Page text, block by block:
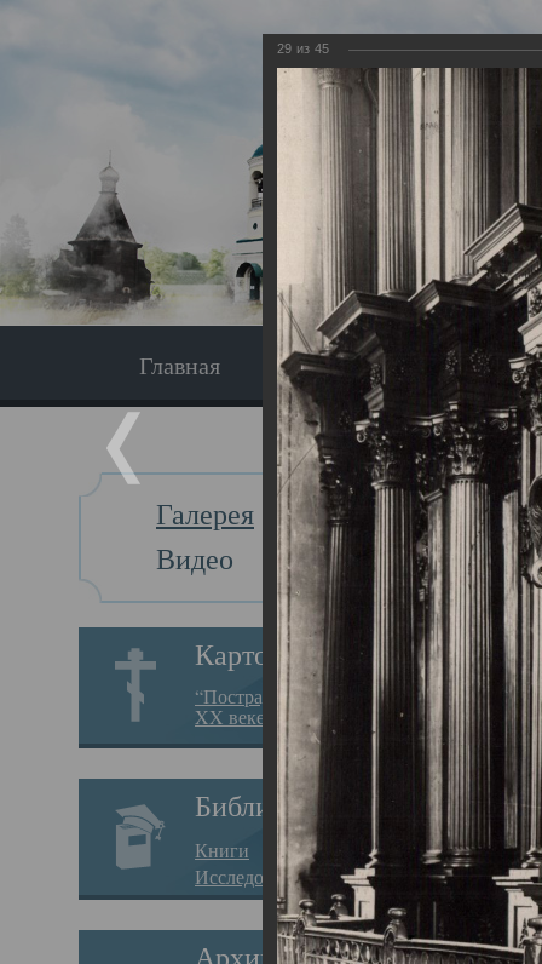
Главная Экскурсия
Галерея
Видео
Картотека
“Пострадавшие за веру в
XX веке на Севере”
Библиотека
Книги
Исследования
Главная
29 из 45